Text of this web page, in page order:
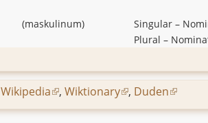
(maskulinum) Singular –
Plural –
Wikipedia , Wiktionary , Duden